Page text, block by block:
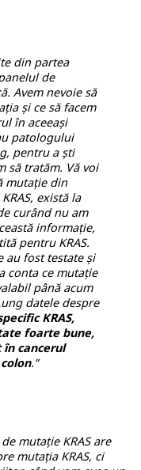
din partea
de
Avem nevoie să
și ce să facem
în aceeași
patologului
pentru a ști
să tratăm. Vă voi
mutație din
există la
curând nu am
informație,
pentru KRAS.
au fost testate și
conta ce mutație
până acum
datele despre
KRAS,
foarte bune,
cancerul
.”
mutație KRAS are
mutația KRAS, ci